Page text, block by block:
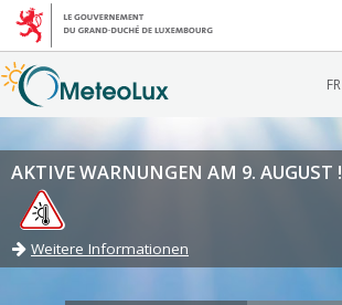
FR
AKTIVE WARNUNGEN AM 9. AUGUST !
Weitere Informationen